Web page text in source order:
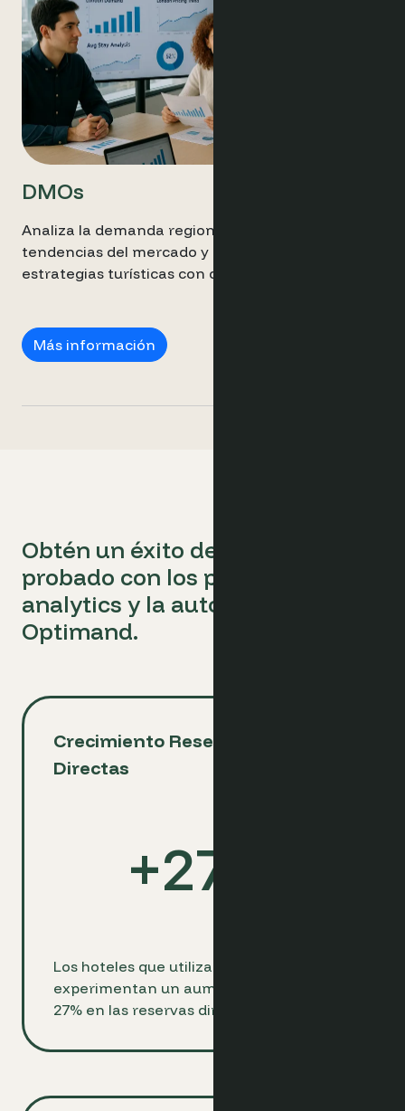
DMOs
Analiza la demanda regional, monitoriza las
tendencias del mercado y optimiza las
estrategias turísticas con datos en tiempo real.
Más información DMOs
Obtén un éxito de marketing
probado con los potentes
analytics y la automatización de
Optimand.
Crecimiento Reservas
Directas
+27
Los hoteles que utilizan Optimand
experimentan un aumento promedio del
27% en las reservas directas.